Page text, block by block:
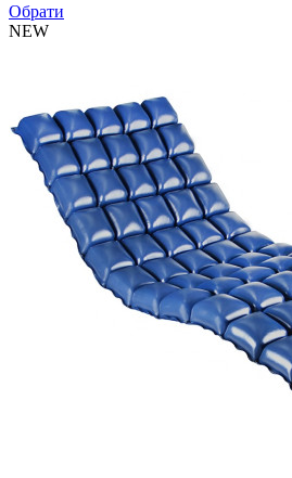
Обрати
NEW